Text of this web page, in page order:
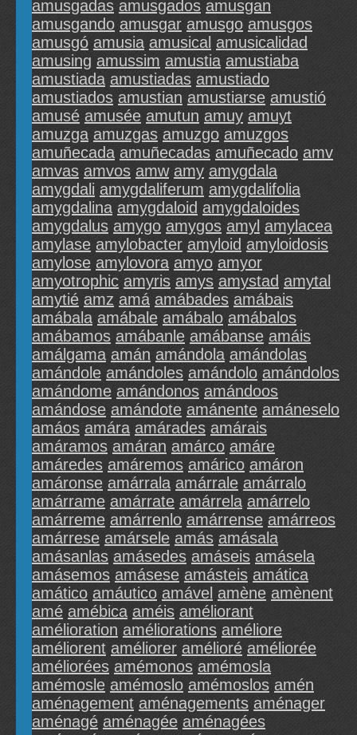
amusgadas amusgados amusgan
amusgando amusgar amusgo amusgos
amusgó amusia amusical amusicalidad
amusing amussim amustia amustiaba
amustiada amustiadas amustiado
amustiados amustian amustiarse amustió
amusé amusée amutun amuy amuyt
amuzga amuzgas amuzgo amuzgos
amuñecada amuñecadas amuñecado amv
amvas amvos amw amy amygdala
amygdali amygdaliferum amygdalifolia
amygdalina amygdaloid amygdaloides
amygdalus amygo amygos amyl amylacea
amylase amylobacter amyloid amyloidosis
amylose amylovora amyo amyor
amyotrophic amyris amys amystad amytal
amytié amz amá amábades amábais
amábala amábale amábalo amábalos
amábamos amábanle amábanse amáis
amálgama amán amándola amándolas
amándole amándoles amándolo amándolos
amándome amándonos amándoos
amándose amándote amánente amáneselo
amáos amára amárades amárais
amáramos amáran amárco amáre
amáredes amáremos amárico amáron
amáronse amárrala amárrale amárralo
amárrame amárrate amárrela amárrelo
amárreme amárrenlo amárrense amárreos
amárrese amársele amás amásala
amásanlas amásedes amáseis amásela
amásemos amásese amásteis amática
amático amáutico amável amène amènent
amé amébica améis améliorant
amélioration améliorations améliore
améliorent améliorer amélioré améliorée
améliorées amémonos amémosla
amémosle amémoslo amémoslos amén
aménagement aménagements aménager
aménagé aménagée aménagées